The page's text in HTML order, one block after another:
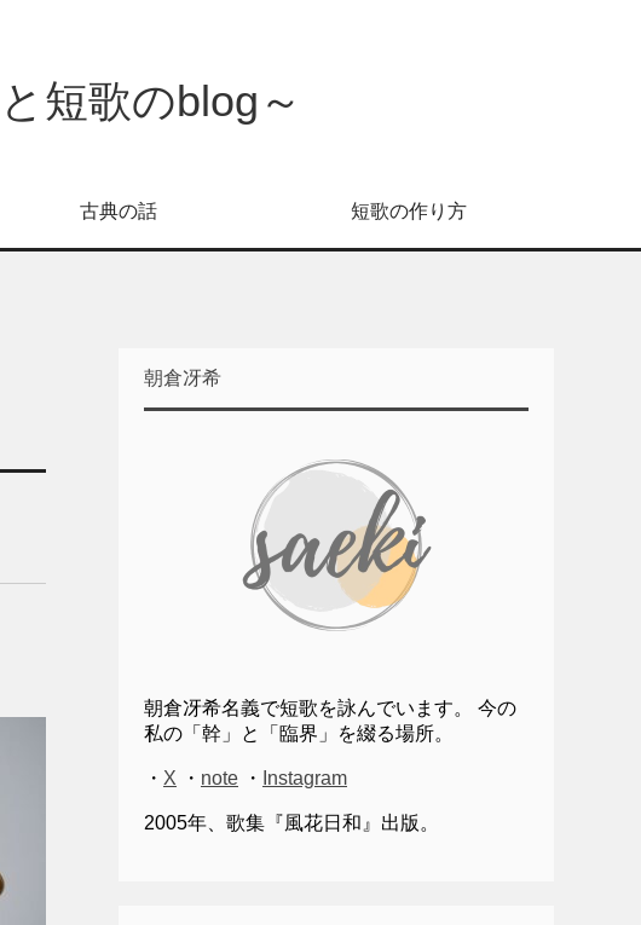
短歌のblog～
古典の話 短歌の作り方
朝倉冴希
朝倉冴希名義で短歌を詠んでいます。 今の
私の「幹」と「臨界」を綴る場所。
・ X ・ note ・ Instagram
2005年、歌集『風花日和』出版。